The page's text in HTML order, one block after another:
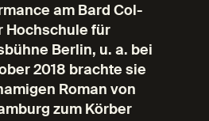
am Bard Col-
Hochschule für
Berlin, u. a. bei
2018 brachte sie
Roman von
zum Körber